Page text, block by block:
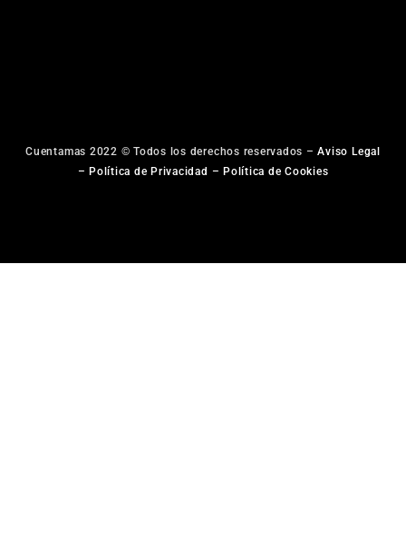
Cuentamas 2022 © Todos los derechos reservados –Aviso Legal
– Política de Privacidad – Política de Cookies